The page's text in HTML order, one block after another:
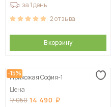
за 1 день
2отзыва
В корзину
-15%
Прихожая София-1
Цена
17 050 14 490